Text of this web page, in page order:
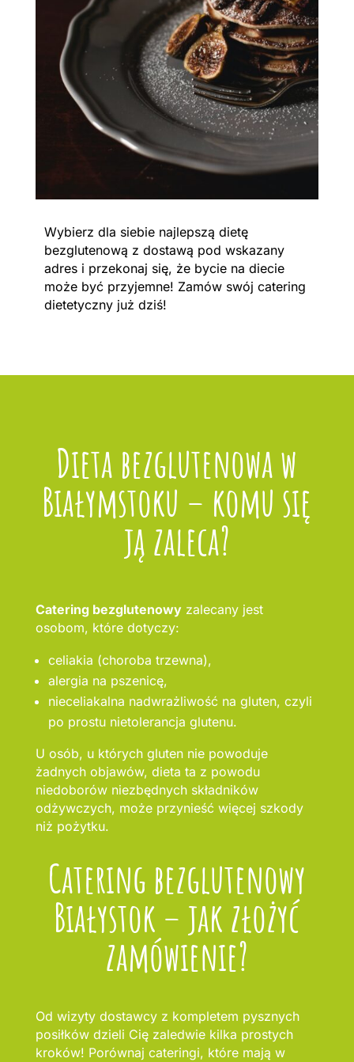
Wybierz dla siebie najlepszą dietę
bezglutenową z dostawą pod wskazany
adres i przekonaj się, że bycie na diecie
może być przyjemne! Zamów swój catering
dietetyczny już dziś!
Dieta bezglutenowa w
Białymstoku – komu się
ją zaleca?
Catering bezglutenowyzalecany jest
osobom, które dotyczy:
celiakia (choroba trzewna),
alergia na pszenicę,
nieceliakalna nadwrażliwość na gluten, czyli
po prostu nietolerancja glutenu.
U osób, u których gluten nie powoduje
żadnych objawów, dieta ta z powodu
niedoborów niezbędnych składników
odżywczych, może przynieść więcej szkody
niż pożytku.
Catering bezglutenowy
Białystok – jak złożyć
zamówienie?
Od wizyty dostawcy z kompletem pysznych
posiłków dzieli Cię zaledwie kilka prostych
kroków! Porównaj cateringi, które mają w